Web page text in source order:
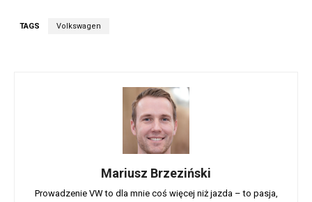
TAGS Volkswagen
Mariusz Brzeziński
Prowadzenie VW to dla mnie coś więcej niż jazda – to pasja,